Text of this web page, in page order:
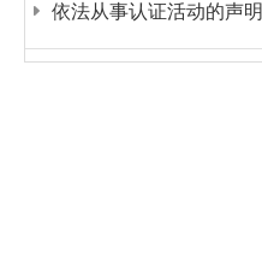
依法从事认证活动的声明